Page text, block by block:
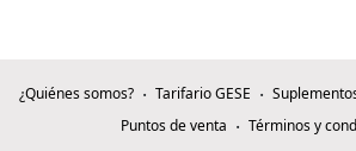
¿Quiénes somos? Tarifario GESE
Puntos de venta
Términos y